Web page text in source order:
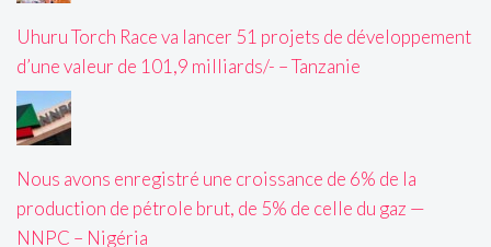
Uhuru Torch Race va lancer 51 projets de développement
d’une valeur de 101,9 milliards/- – Tanzanie
Nous avons enregistré une croissance de 6% de la
production de pétrole brut, de 5% de celle du gaz —
NNPC – Nigéria